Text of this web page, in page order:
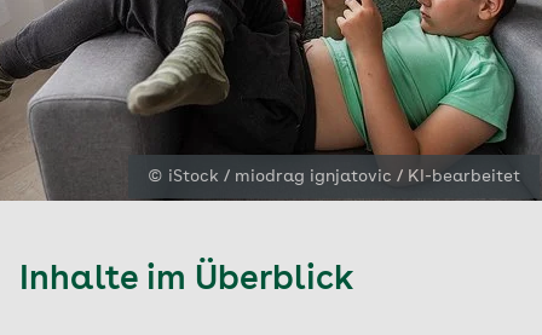
© iStock / miodrag ignjatovic / KI-bearbeitet
Inhalte im Überblick